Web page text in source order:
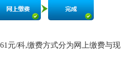
元/科,缴费方式分为网上缴费与现